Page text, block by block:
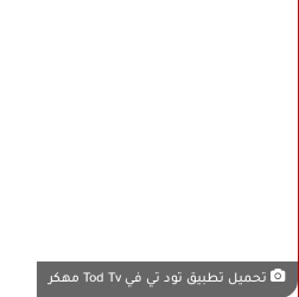
تحميل تطبيق تود تي في Tod Tv مهكر